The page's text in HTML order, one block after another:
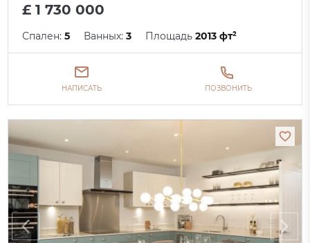
£ 1 730 000
Спален:5 Ванных:3 Площадь2013 фт²
НАПИСАТЬ ПОЗВОНИТЬ